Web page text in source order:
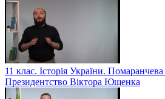
11 клас. Історія України.
Президентство Віктора Ющенка